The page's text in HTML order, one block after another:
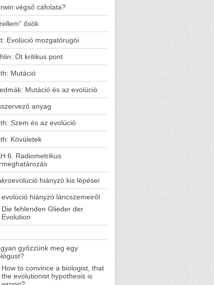
végső cáfolata?
ősök
Evolúció mozgatórugói
Öt kritikus pont
Mutáció
Mutáció és az evolúció
anyag
Szem és az evolúció
Kövületek
6. Radiometrikus
hiányzó kis lépései
evolúció hiányzó láncszemeiről
Die fehlenden Glieder der
Evolution
győzzünk meg egy
How to convince a biologist, that
the evolutionist hypothesis is